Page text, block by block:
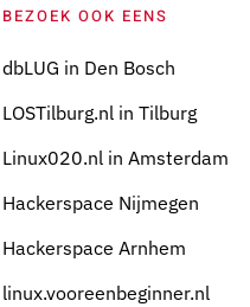
BEZOEK OOK EENS
dbLUG in Den Bosch
LOSTilburg.nl in Tilburg
Linux020.nl in Amsterdam
Hackerspace Nijmegen
Hackerspace Arnhem
linux.vooreenbeginner.nl